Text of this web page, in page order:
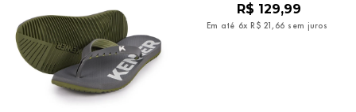
R$ 129,99
Em até 6x R$ 21 , 66 sem juros